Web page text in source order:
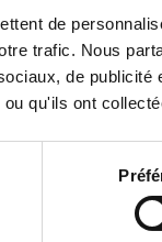
de
trafic. Nous
de
qu'ils ont